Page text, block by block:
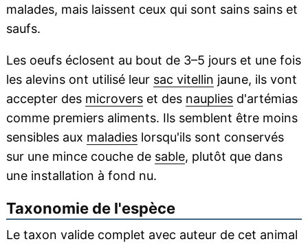
malades, mais laissent ceux qui sont sains sains et
saufs.
Les oeufs éclosent au bout de 3–5 jours et une fois
les alevins ont utilisé leur sac vitellin jaune, ils vont
accepter des microverset des naupliesd'artémias
comme premiers aliments. Ils semblent être moins
sensibles aux maladieslorsqu'ils sont conservés
sur une mince couche de sable, plutôt que dans
une installation à fond nu.
Taxonomie de l'espèce
Le taxon valide complet avec auteur de cet animal